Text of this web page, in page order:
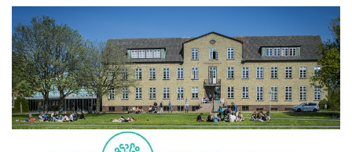
Qidirish
Kirish